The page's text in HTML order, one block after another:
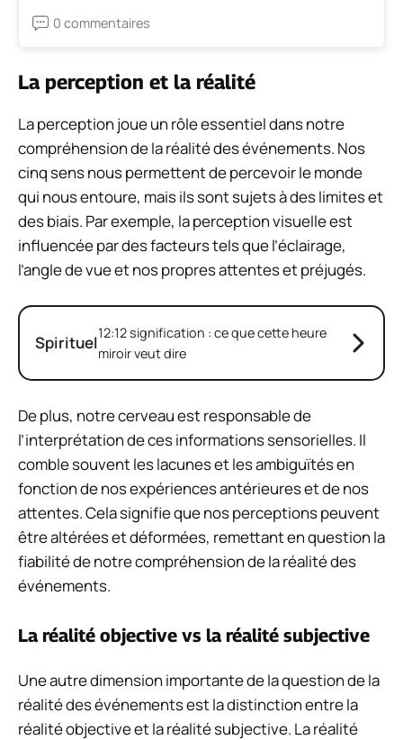
0 commentaires
La perception et la réalité
La perception joue un rôle essentiel dans notre
compréhension de la réalité des événements. Nos
cinq sens nous permettent de percevoir le monde
qui nous entoure, mais ils sont sujets à des limites et
des biais. Par exemple, la perception visuelle est
influencée par des facteurs tels que l’éclairage,
l’angle de vue et nos propres attentes et préjugés.
Spirituel12:12 signification : ce que cette heure
miroir veut dire
De plus, notre cerveau est responsable de
l’interprétation de ces informations sensorielles. Il
comble souvent les lacunes et les ambiguïtés en
fonction de nos expériences antérieures et de nos
attentes. Cela signifie que nos perceptions peuvent
être altérées et déformées, remettant en question la
fiabilité de notre compréhension de la réalité des
événements.
La réalité objective vs la réalité subjective
Une autre dimension importante de la question de la
réalité des événements est la distinction entre la
réalité objective et la réalité subjective. La réalité